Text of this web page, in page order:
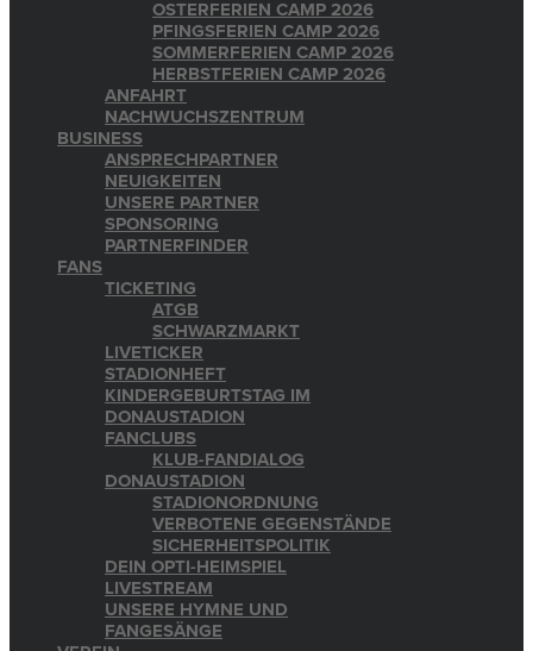
OSTERFERIEN CAMP 2026
PFINGSFERIEN CAMP 2026
SOMMERFERIEN CAMP 2026
HERBSTFERIEN CAMP 2026
ANFAHRT
NACHWUCHSZENTRUM
BUSINESS
ANSPRECHPARTNER
NEUIGKEITEN
UNSERE PARTNER
SPONSORING
PARTNERFINDER
FANS
TICKETING
ATGB
SCHWARZMARKT
LIVETICKER
STADIONHEFT
KINDERGEBURTSTAG IM
DONAUSTADION
FANCLUBS
KLUB-FANDIALOG
DONAUSTADION
STADIONORDNUNG
VERBOTENE GEGENSTÄNDE
SICHERHEITSPOLITIK
DEIN OPTI-HEIMSPIEL
LIVESTREAM
UNSERE HYMNE UND
FANGESÄNGE